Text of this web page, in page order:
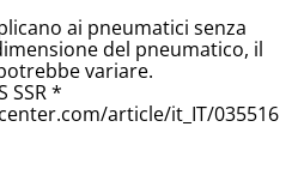
ai pneumatici senza
del pneumatico, il
variare.
SSR *
article/it_IT/035516